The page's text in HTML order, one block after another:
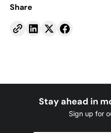
Share
Stay ahead in
Sign up for